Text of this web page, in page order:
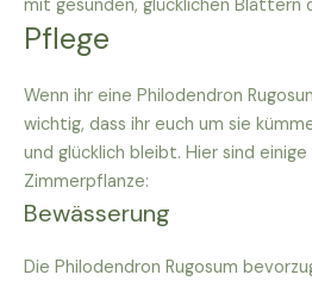
mit gesunden, glücklichen Blättern
Pflege
Wenn ihr eine Philodendron
wichtig, dass ihr euch um sie
und glücklich bleibt. Hier sind
Zimmerpflanze:
Bewässerung
Die Philodendron Rugosum